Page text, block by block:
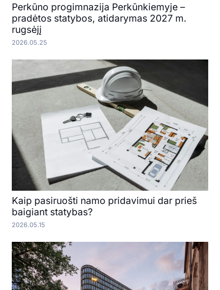
Perkūno progimnazija Perkūnkiemyje –
pradėtos statybos, atidarymas 2027 m.
rugsėjį
2026.05.25
Kaip pasiruošti namo pridavimui dar prieš
baigiant statybas?
2026.05.15